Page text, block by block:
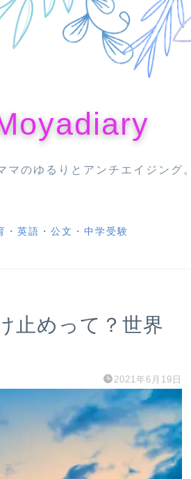
マのゆるりとアンチエイジング。
・英語・公文・中学受験
止めって？世界
2021年6月19日